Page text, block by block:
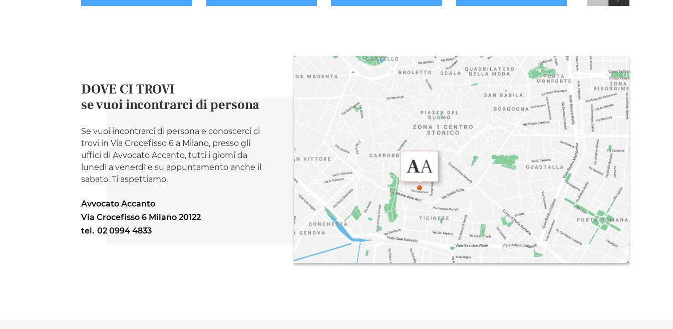
DOVE CI TROVI
se vuoi incontrarci di persona
Se vuoi incontrarci di persona e conoscerci ci
trovi in Via Crocefisso 6 a Milano, presso gli
uffici di Avvocato Accanto, tutti i giorni da
lunedì a venerdì e su appuntamento anche il
sabato. Ti aspettiamo.
Avvocato Accanto
Via Crocefisso 6 Milano 20122
tel. 02 0994 4833